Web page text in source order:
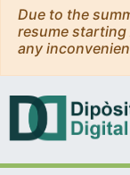
Due to the
resume starting
any